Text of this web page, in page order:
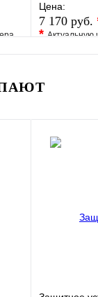
Цена:
7 170 руб.
*Актуальную
В